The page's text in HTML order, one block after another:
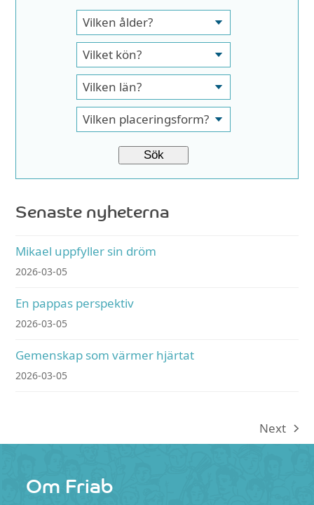
Senaste nyheterna
Mikael uppfyller sin dröm
2026-03-05
En pappas perspektiv
2026-03-05
Gemenskap som värmer hjärtat
2026-03-05
next
Next
Om Friab